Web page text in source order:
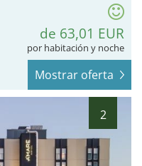
de 63,01 EUR
por habitación y noche
Mostrar oferta
2